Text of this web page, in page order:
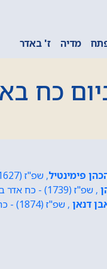
מדיה ז' באדר
כח
פימינטיל, שפ"ז (1627) - כח אדר תנ"ז (1697)
, שפ"ז (1739) - כח אדר ב תנ"ז (1813)
דנאן , שפ"ז (1874) - כח אדר ב תנ"ז (1962)